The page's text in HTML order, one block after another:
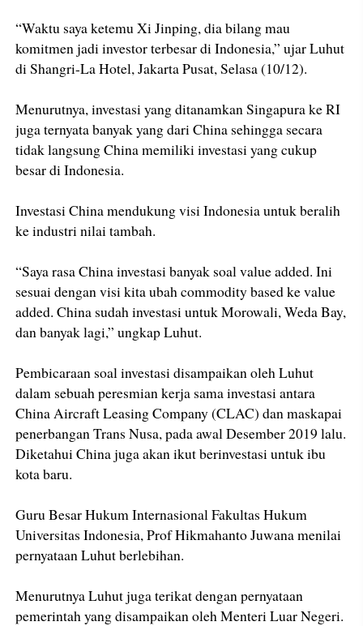
“Waktu saya ketemu Xi Jinping, dia bilang mau
komitmen jadi investor terbesar di Indonesia,” ujar Luhut
di Shangri-La Hotel, Jakarta Pusat, Selasa (10/12).
Menurutnya, investasi yang ditanamkan Singapura ke RI
juga ternyata banyak yang dari China sehingga secara
tidak langsung China memiliki investasi yang cukup
besar di Indonesia.
Investasi China mendukung visi Indonesia untuk beralih
ke industri nilai tambah.
“Saya rasa China investasi banyak soal value added. Ini
sesuai dengan visi kita ubah commodity based ke value
added. China sudah investasi untuk Morowali, Weda Bay,
dan banyak lagi,” ungkap Luhut.
Pembicaraan soal investasi disampaikan oleh Luhut
dalam sebuah peresmian kerja sama investasi antara
China Aircraft Leasing Company (CLAC) dan maskapai
penerbangan Trans Nusa, pada awal Desember 2019 lalu.
Diketahui China juga akan ikut berinvestasi untuk ibu
kota baru.
Guru Besar Hukum Internasional Fakultas Hukum
Universitas Indonesia, Prof Hikmahanto Juwana menilai
pernyataan Luhut berlebihan.
Menurutnya Luhut juga terikat dengan pernyataan
pemerintah yang disampaikan oleh Menteri Luar Negeri.